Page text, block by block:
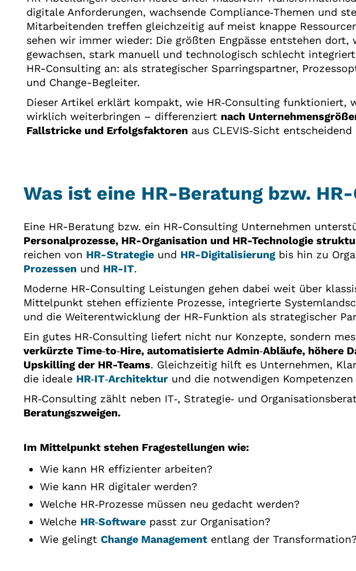
digitale Anforderungen, wachsende Compliance‑Themen und
Mitarbeitenden treffen gleichzeitig auf meist knappe
sehen wir immer wieder: Die größten Engpässe entstehen dort,
gewachsen, stark manuell und technologisch schlecht
HR-Consulting an: als strategischer Sparringspartner,
und Change-Begleiter.
Dieser Artikel erklärt kompakt, wie HR‑Consulting funktioniert,
wirklich weiterbringen – differenziert nach
Fallstricke und Erfolgsfaktoren aus CLEVIS‑Sicht entscheidend
Was ist eine HR-Beratung bzw.
Eine HR-Beratung bzw. ein HR-Consulting Unternehmen
Personalprozesse, HR-Organisation und HR-Technologie
reichen von HR-Strategie und HR-Digitalisierung bis hin zu
Prozessen und HR-IT.
Moderne HR-Consulting Leistungen gehen dabei weit über
Mittelpunkt stehen effiziente Prozesse, integrierte
und die Weiterentwicklung der HR-Funktion als strategischer
Ein gutes HR‑Consulting liefert nicht nur Konzepte, sondern
verkürzte Time‑to‑Hire, automatisierte Admin‑Abläufe, höhere
Upskilling der HR-Teams. Gleichzeitig hilft es Unternehmen,
die ideale HR‑IT‑Architektur und die notwendigen
HR‑Consulting zählt neben IT‑, Strategie‑ und
Beratungszweigen.
Im Mittelpunkt stehen Fragestellungen wie:
Wie kann HR effizienter arbeiten?
Wie kann HR digitaler werden?
Welche HR‑Prozesse müssen neu gedacht werden?
Welche HR‑Software passt zur Organisation?
Wie gelingt Change Management entlang der Transformation?